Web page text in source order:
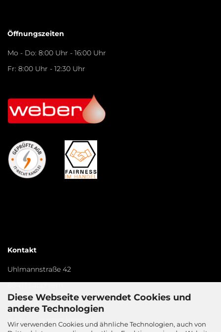
Diese Webseite verwendet Cookies und
andere Technologien
Wir verwenden Cookies und ähnliche Technologien, auch von
Öffnungszeiten
Mo - Do: 8:00 Uhr - 16:00 Uhr
Fr: 8:00 Uhr - 12:30 Uhr
Kontakt
Uhlmannstraße 42
88471 Laupheim
Germany​
Tel-Nr.:+49 7392 / 95722-0